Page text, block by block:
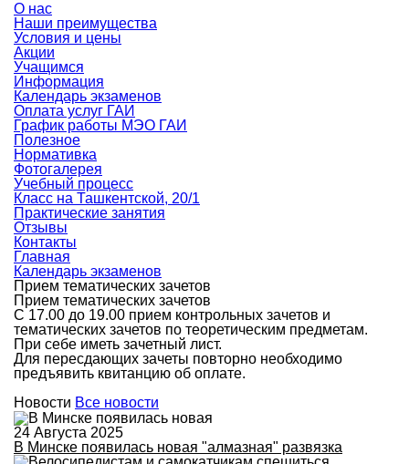
О нас
Наши преимущества
Условия и цены
Акции
Учащимся
Информация
Календарь экзаменов
Оплата услуг ГАИ
График работы МЭО ГАИ
Полезное
Нормативка
Фотогалерея
Учебный процесс
Класс на Ташкентской, 20/1
Практические занятия
Отзывы
Контакты
Главная
Календарь экзаменов
Прием тематических зачетов
Прием тематических зачетов
С 17.00 до 19.00 прием контрольных зачетов и
тематических зачетов по теоретическим предметам.
При себе иметь зачетный лист.
Для пересдающих зачеты повторно необходимо
предъявить квитанцию об оплате.
Новости Все новости
24 Августа 2025
В Минске появилась новая "алмазная" развязка